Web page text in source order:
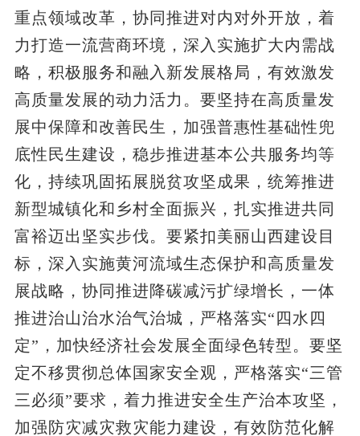
重点领域改革，协同推进对内对外开放，着
力打造一流营商环境，深入实施扩大内需战
略，积极服务和融入新发展格局，有效激发
高质量发展的动力活力。要坚持在高质量发
展中保障和改善民生，加强普惠性基础性兜
底性民生建设，稳步推进基本公共服务均等
化，持续巩固拓展脱贫攻坚成果，统筹推进
新型城镇化和乡村全面振兴，扎实推进共同
富裕迈出坚实步伐。要紧扣美丽山西建设目
标，深入实施黄河流域生态保护和高质量发
展战略，协同推进降碳减污扩绿增长，一体
推进治山治水治气治城，严格落实“四水四
定”，加快经济社会发展全面绿色转型。要坚
定不移贯彻总体国家安全观，严格落实“三管
三必须”要求，着力推进安全生产治本攻坚，
加强防灾减灾救灾能力建设，有效防范化解